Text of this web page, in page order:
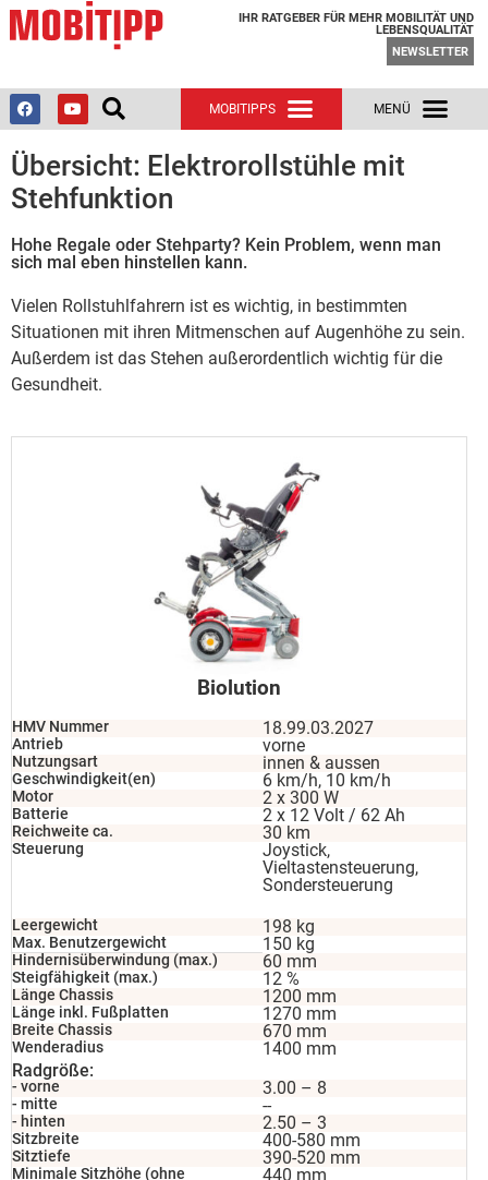
IHR RATGEBER FÜR MEHR MOBILITÄT UND
LEBENSQUALITÄT
NEWSLETTER
Übersicht: Elektrorollstühle mit
Stehfunktion
Hohe Regale oder Stehparty? Kein Problem, wenn man
sich mal eben hinstellen kann.
Vielen Rollstuhlfahrern ist es wichtig, in bestimmten
Situationen mit ihren Mitmenschen auf Augenhöhe zu sein.
Außerdem ist das Stehen außerordentlich wichtig für die
Gesundheit.
Biolution
HMV Nummer 18.99.03.2027
Antrieb vorne
Nutzungsart innen & aussen
Geschwindigkeit(en) 6 km/h, 10 km/h
Motor 2 x 300 W
Batterie 2 x 12 Volt / 62 Ah
Reichweite ca. 30 km
Steuerung
Joystick,
Vieltastensteuerung,
Sondersteuerung
Leergewicht 198 kg
Max. Benutzergewicht 150 kg
Hindernisüberwindung (max.) 60 mm
Steigfähigkeit (max.) 12 %
Länge Chassis 1200 mm
Länge inkl. Fußplatten 1270 mm
Breite Chassis 670 mm
Wenderadius
1400 mm
Radgröße:
- vorne 3.00 – 8
- mitte --
- hinten 2.50 – 3
Sitzbreite 400-580 mm
Sitztiefe 390-520 mm
Minimale Sitzhöhe (ohne
440 mm